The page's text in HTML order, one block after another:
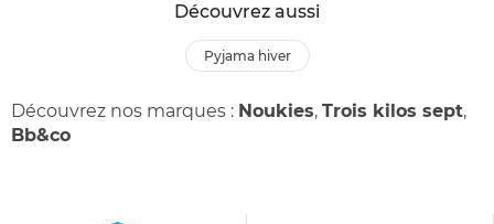
Découvrez aussi
pyjama hiver
Découvrez nos marques : Noukies, Trois kilos sept,
Bb&co